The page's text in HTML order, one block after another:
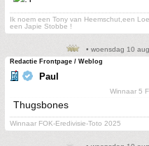
Ik noem een Tony van Heemschut,een
een Japie Stobbe !
• woensdag 10
Redactie Frontpage / Weblog
Paul
Winnaar 5
Thugsbones
Winnaar FOK-Eredivisie-Toto 2025